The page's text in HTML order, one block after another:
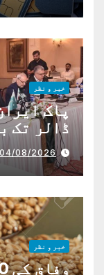
خبر و نظر
ڈالر تک
04/08/2026
خبر و نظر